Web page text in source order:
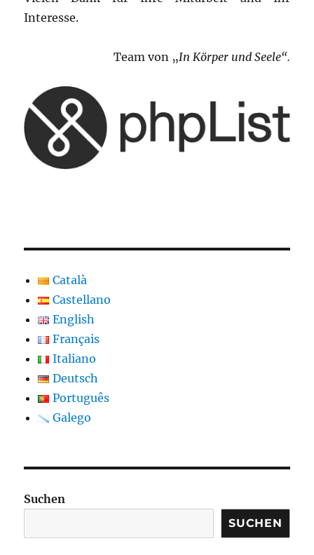
Interesse.
Team von „In Körper und Seele“.
Català
Castellano
English
Français
Italiano
Deutsch
Português
Galego
Suchen
SUCHEN